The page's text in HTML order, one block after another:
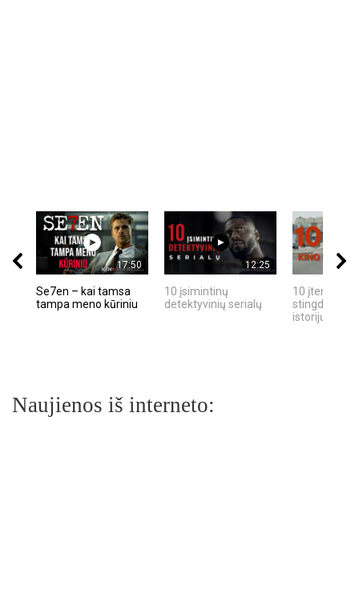
17:50
Se7en – kai tamsa
tampa meno kūriniu
12:25
10 įsimintinų
detektyvinių serialų
10 įtemptų,
stingdančių
istorijų
Naujienos iš interneto: